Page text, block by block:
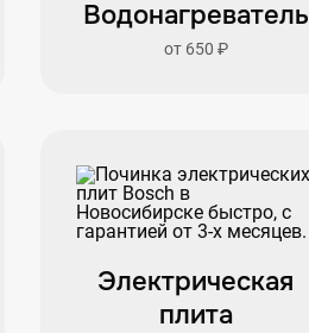
Водонагреватель
от 650 ₽
Электрическая
плита